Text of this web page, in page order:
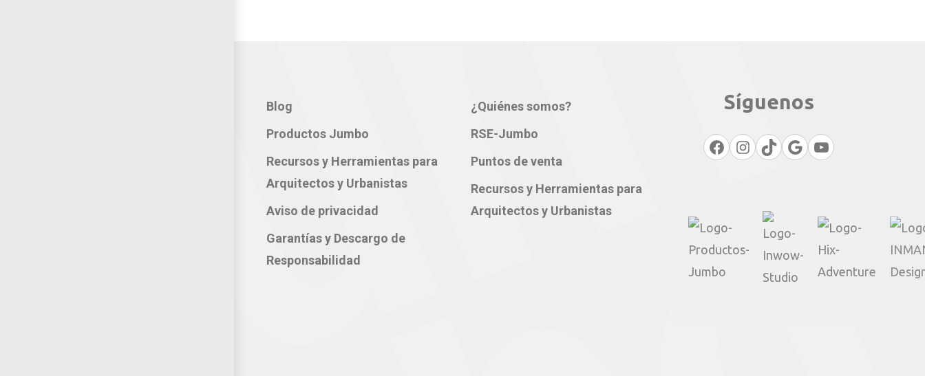
Blog
Productos Jumbo
Recursos y Herramientas para
Arquitectos y Urbanistas
Aviso de privacidad
Garantías y Descargo de
Responsabilidad
¿Quiénes somos?
RSE-Jumbo
Puntos de venta
Recursos y Herramientas para
Arquitectos y Urbanistas
Síguenos
Facebook
Instagram
TikTok
GoogleYouTube